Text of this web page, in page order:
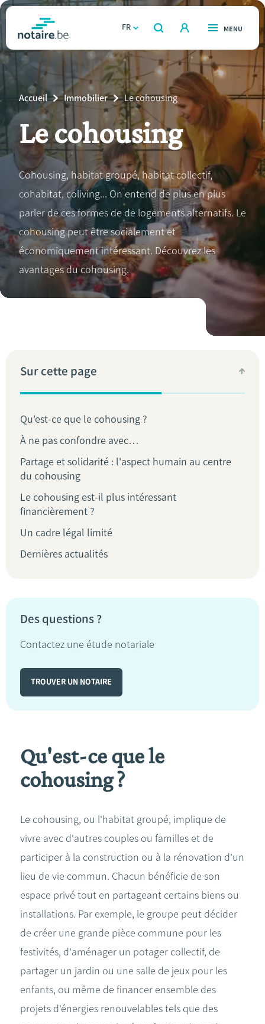
Aller
contenu
principal
notaire.behomepage
FR
OUVERT
RECHERCHER
OUVERT
MENU
Immobilier
Relations et vivre ensemble
Héritage et donations
Entreprendre
Le notaire
Calculateurs
TROUVER UN NOTAIRE
Breadcrumb
Accueil Immobilier
Current
Page:
Le cohousing
Le cohousing
Cohousing, habitat groupé, habitat collectif,
cohabitat, coliving... On entend de plus en plus
parler de ces formes de de logements alternatifs. Le
cohousing peut être socialement et
économiquement intéressant. Découvrez les
avantages du cohousing.
Sur cette page
Qu'est-ce que le cohousing ?
À ne pas confondre avec…
Partage et solidarité : l'aspect humain au centre
du cohousing
Le cohousing est-il plus intéressant
financièrement ?
Un cadre légal limité
Dernières actualités
Des questions ?
Contactez une étude notariale
TROUVER UN NOTAIRE
Qu'est-ce que le
cohousing ?
Le cohousing, ou l'habitat groupé, implique de
vivre avec d'autres couples ou familles et de
participer à la construction ou à la rénovation d'un
lieu de vie commun. Chacun bénéficie de son
espace privé tout en partageant certains biens ou
installations. Par exemple, le groupe peut décider
de créer une grande pièce commune pour les
festivités, d'aménager un potager collectif, de
partager un jardin ou une salle de jeux pour les
enfants, ou même de financer ensemble des
projets d'énergies renouvelables tels que des